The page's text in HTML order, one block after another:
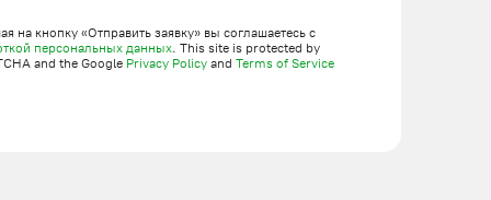
и различных грузов. Они используются:
на кнопку «Отправить заявку» вы соглашаетесь с
персональных данных. This site is protected by
and the Google Privacy Policy and Terms of Service